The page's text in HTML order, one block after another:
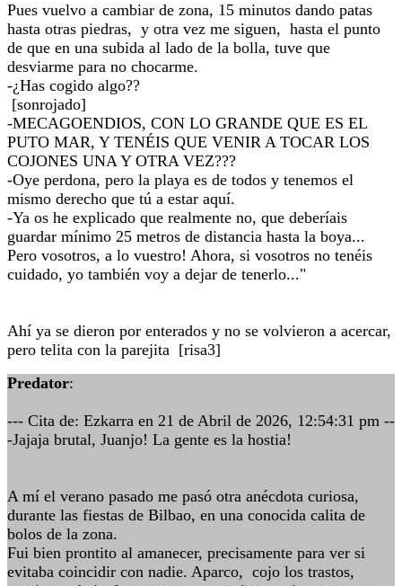
Pues vuelvo a cambiar de zona, 15 minutos dando patas
hasta otras piedras, y otra vez me siguen, hasta el punto
de que en una subida al lado de la bolla, tuve que
desviarme para no chocarme.
-¿Has cogido algo??
[sonrojado]
-MECAGOENDIOS, CON LO GRANDE QUE ES EL
PUTO MAR, Y TENÉIS QUE VENIR A TOCAR LOS
COJONES UNA Y OTRA VEZ???
-Oye perdona, pero la playa es de todos y tenemos el
mismo derecho que tú a estar aquí.
-Ya os he explicado que realmente no, que deberíais
guardar mínimo 25 metros de distancia hasta la boya...
Pero vosotros, a lo vuestro! Ahora, si vosotros no tenéis
cuidado, yo también voy a dejar de tenerlo..."
Ahí ya se dieron por enterados y no se volvieron a acercar,
pero telita con la parejita [risa3]
Predator:
--- Cita de: Ezkarra en 21 de Abril de 2026, 12:54:31 pm --
-Jajaja brutal, Juanjo! La gente es la hostia!
A mí el verano pasado me pasó otra anécdota curiosa,
durante las fiestas de Bilbao, en una conocida calita de
bolos de la zona.
Fui bien prontito al amanecer, precisamente para ver si
evitaba coincidir con nadie. Aparco, cojo los trastos,